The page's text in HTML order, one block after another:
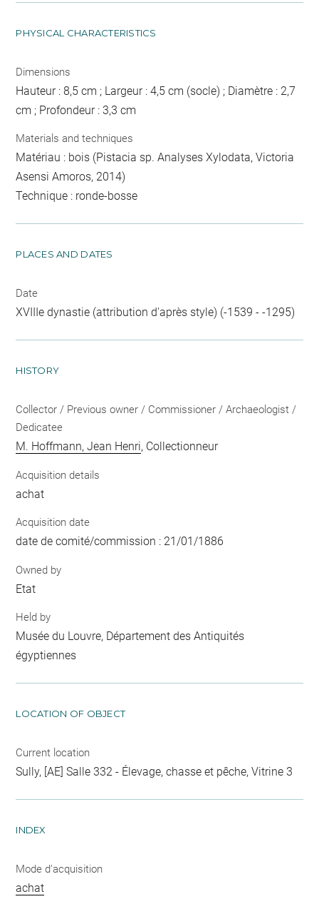
PHYSICAL CHARACTERISTICS
Dimensions
Hauteur : 8,5 cm ; Largeur : 4,5 cm (socle) ; Diamètre : 2,7
cm ; Profondeur : 3,3 cm
Materials and techniques
Matériau : bois (Pistacia sp. Analyses Xylodata, Victoria
Asensi Amoros, 2014)
Technique : ronde-bosse
PLACES AND DATES
Date
XVIIIe dynastie (attribution d'après style) (-1539 - -1295)
HISTORY
Collector / Previous owner / Commissioner / Archaeologist /
Dedicatee
M. Hoffmann, Jean Henri, Collectionneur
Acquisition details
achat
Acquisition date
date de comité/commission : 21/01/1886
Owned by
Etat
Held by
Musée du Louvre, Département des Antiquités
égyptiennes
LOCATION OF OBJECT
Current location
Sully, [AE] Salle 332 - Élevage, chasse et pêche, Vitrine 3
INDEX
Mode d'acquisition
achat